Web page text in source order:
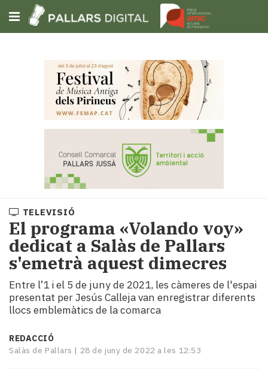
Subscriu-t'hi
Portada
Societat
Política
i
municipis
Economia
turisme
Cultura
Mai
tant!
TELEVISIÓ
El programa «Volando voy»
dedicat a Salàs de Pallars
s'emetrà aquest dimecres
Entre l’1 i el 5 de juny de 2021, les càmeres de l'espai
presentat per Jesús Calleja van enregistrar diferents
llocs emblemàtics de la comarca
REDACCIÓ
Salàs de Pallars | 28 de juny de 2022 a les 12:53